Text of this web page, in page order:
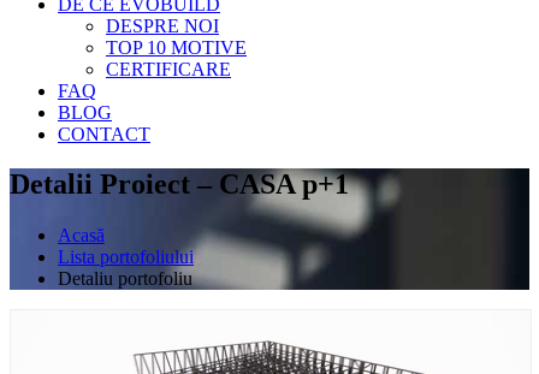
DESPRE NOI
TOP 10 MOTIVE
CERTIFICARE
FAQ
BLOG
CONTACT
Detalii Proiect – CASA p+1
Acasă
Lista portofoliului
Detaliu portofoliu